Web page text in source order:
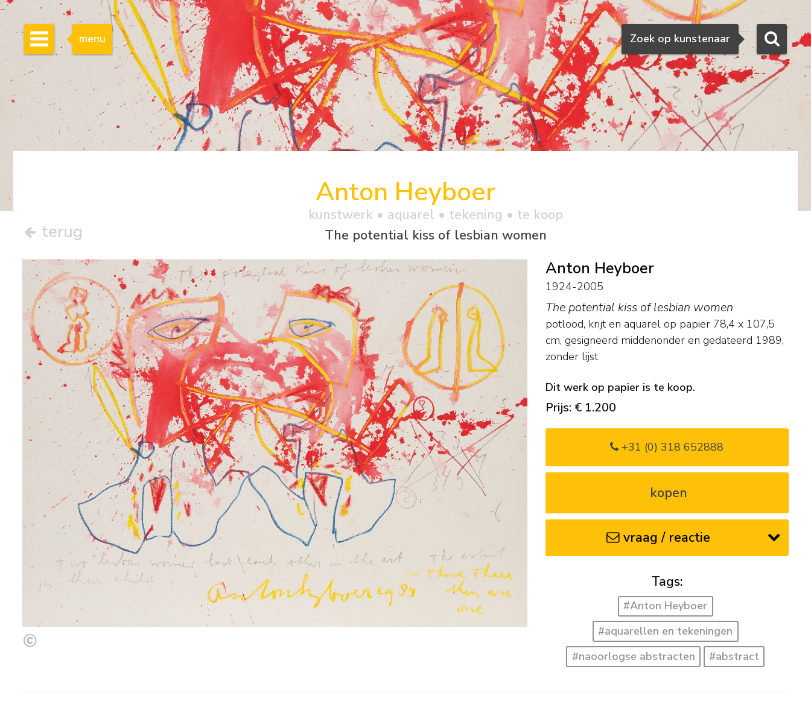
Zoeken
Zoek op kunstenaar
menu
terug
Anton Heyboer
kunstwerk • aquarel • tekening • te koop
The potential kiss of lesbian women
Anton Heyboer
1924-2005
The potential kiss of lesbian women
potlood, krijt en aquarel op papier 78,4 x 107,5
cm, gesigneerd middenonder en gedateerd 1989,
zonder lijst
Dit werk op papier is te koop.
Prijs: € 1.200
+31 (0) 318 652888
kopen
vraag / reactie
Tags:
#Anton Heyboer
#aquarellen en tekeningen
#naoorlogse abstracten
#abstract